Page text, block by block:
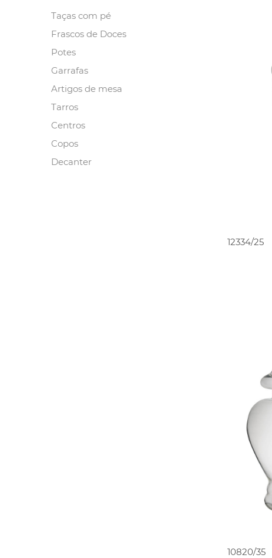
Taças com pé
Frascos de Doces
Potes
Garrafas
Artigos de mesa
Tarros
Centros
Copos
Decanter
12334/25
10820/35